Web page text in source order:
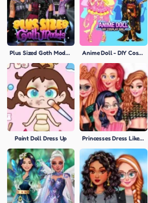
Plus Sized Goth Models Anime Doll - DIY Cosplay Girl
Paint Doll Dress Up Princesses Dress Like A Celebrity